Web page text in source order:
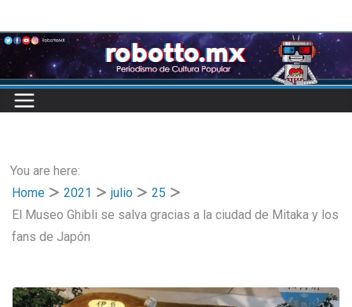
to
content
You are here:
Home
2021 julio
25
El Museo Ghibli se salva gracias a la ciudad de Mitaka y los
fans de Japón